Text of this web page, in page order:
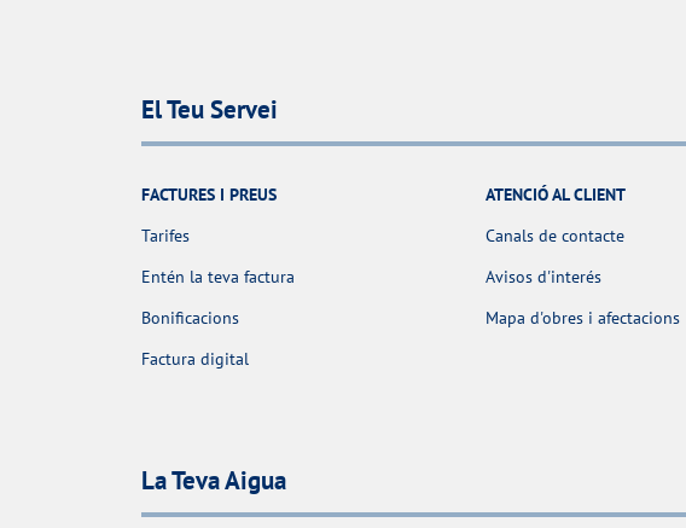
El Teu Servei
FACTURES I PREUS
Tarifes
Entén la teva factura
Bonificacions
Factura digital
ATENCIÓ AL CLIENT
Canals de contacte
Avisos d'interés
Mapa d'obres i afectacions
La Teva Aigua